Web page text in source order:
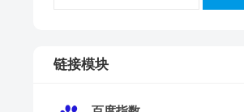
链接模块